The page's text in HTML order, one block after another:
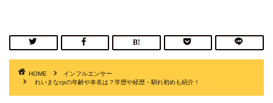
HOME
インフルエンサー
れいまなcpの年齢や本名は？学歴や経歴・馴れ初めも紹介！